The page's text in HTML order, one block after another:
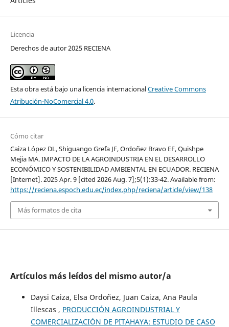
Licencia
Derechos de autor 2025 RECIENA
Esta obra está bajo una licencia internacionalCreative Commons
Atribución-NoComercial 4.0.
Cómo citar
Caiza López DL, Shiguango Grefa JF, Ordoñez Bravo EF, Quishpe
Mejia MA. IMPACTO DE LA AGROINDUSTRIA EN EL DESARROLLO
ECONÓMICO Y SOSTENIBILIDAD AMBIENTAL EN ECUADOR. RECIENA
[Internet]. 2025 Apr. 9 [cited 2026 Aug. 7];5(1):33-42. Available from:
https://reciena.espoch.edu.ec/index.php/reciena/article/view/138
Más formatos de cita
Artículos más leídos del mismo autor/a
Daysi Caiza, Elsa Ordoñez, Juan Caiza, Ana Paula
Illescas , PRODUCCIÓN AGROINDUSTRIAL Y
COMERCIALIZACIÓN DE PITAHAYA: ESTUDIO DE CASO